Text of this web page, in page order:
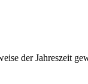
der Jahreszeit